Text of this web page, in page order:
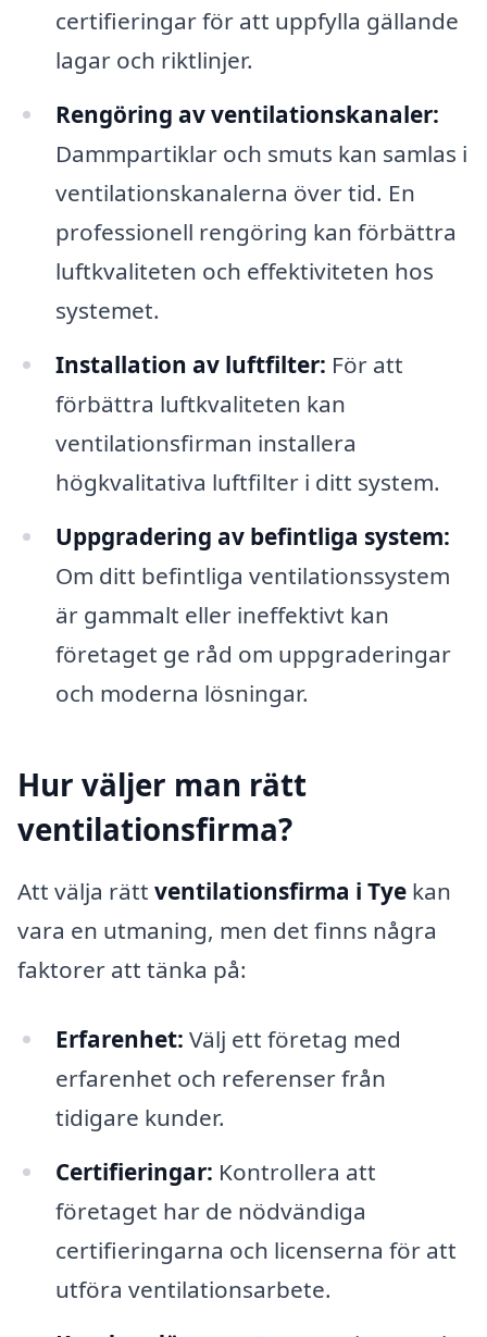
certifieringar för att uppfylla gällande
lagar och riktlinjer.
Rengöring av ventilationskanaler:
Dammpartiklar och smuts kan samlas i
ventilationskanalerna över tid. En
professionell rengöring kan förbättra
luftkvaliteten och effektiviteten hos
systemet.
Installation av luftfilter: För att
förbättra luftkvaliteten kan
ventilationsfirman installera
högkvalitativa luftfilter i ditt system.
Uppgradering av befintliga system:
Om ditt befintliga ventilationssystem
är gammalt eller ineffektivt kan
företaget ge råd om uppgraderingar
och moderna lösningar.
Hur väljer man rätt
ventilationsfirma?
Att välja rätt ventilationsfirma i Tye kan
vara en utmaning, men det finns några
faktorer att tänka på:
Erfarenhet: Välj ett företag med
erfarenhet och referenser från
tidigare kunder.
Certifieringar: Kontrollera att
företaget har de nödvändiga
certifieringarna och licenserna för att
utföra ventilationsarbete.